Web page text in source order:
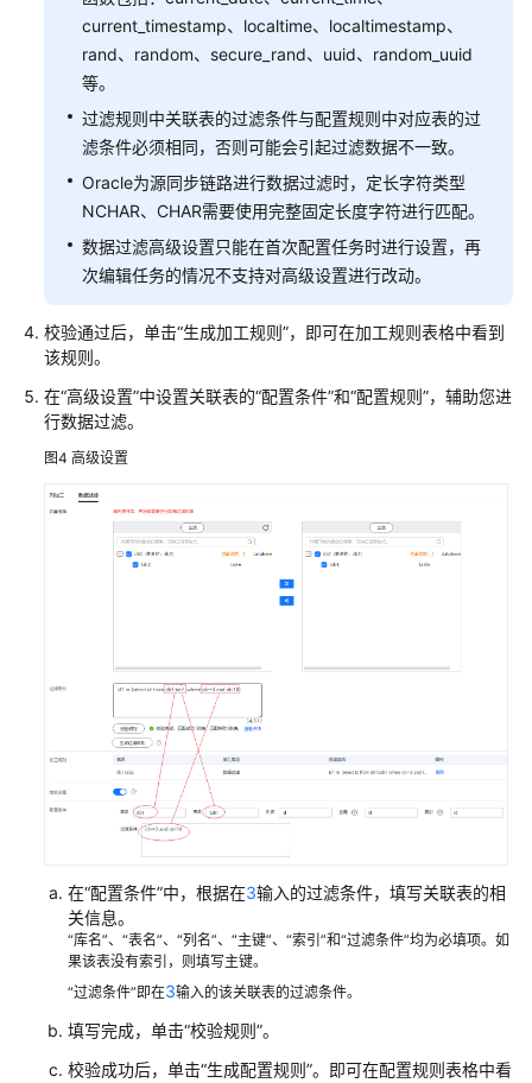
current_timestamp、localtime、localtimestamp、
rand、random、secure_rand、uuid、random_uuid
等。
过滤规则中关联表的过滤条件与配置规则中对应表的过
滤条件必须相同，否则可能会引起过滤数据不一致。
Oracle为源同步链路进行数据过滤时，定长字符类型
NCHAR、CHAR需要使用完整固定长度字符进行匹配。
数据过滤高级设置只能在首次配置任务时进行设置，再
次编辑任务的情况不支持对高级设置进行改动。
校验通过后，单击“生成加工规则”，即可在加工规则表格中看到
该规则。
在“高级设置”中设置关联表的“配置条件”和“配置规则”，辅助您进
行数据过滤。
图4 高级设置
在“配置条件”中，根据在3输入的过滤条件，填写关联表的相
关信息。
“库名”、“表名”、“列名”、“主键”、“索引”和“过滤条件”均为必填项。如
果该表没有索引，则填写主键。
“过滤条件”即在3输入的该关联表的过滤条件。
填写完成，单击“校验规则”。
校验成功后，单击“生成配置规则”。即可在配置规则表格中看